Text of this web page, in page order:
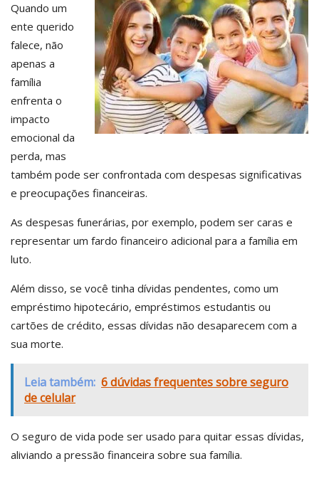
Quando um
ente querido
falece, não
apenas a
família
enfrenta o
impacto
emocional da
perda, mas
também pode ser confrontada com despesas significativas
e preocupações financeiras.
As despesas funerárias, por exemplo, podem ser caras e
representar um fardo financeiro adicional para a família em
luto.
Além disso, se você tinha dívidas pendentes, como um
empréstimo hipotecário, empréstimos estudantis ou
cartões de crédito, essas dívidas não desaparecem com a
sua morte.
Leia também: 6 dúvidas frequentes sobre seguro
de celular
O seguro de vida pode ser usado para quitar essas dívidas,
aliviando a pressão financeira sobre sua família.